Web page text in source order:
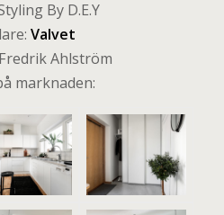
By D.E.Y
Valvet
Ahlström
marknaden: